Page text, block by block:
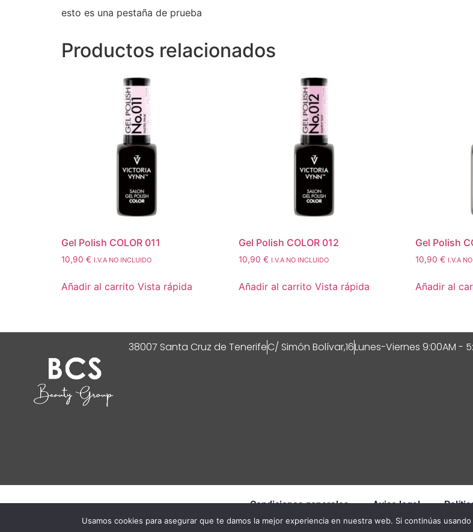
esto es una pestaña de prueba
Productos relacionados
Gel Polish COLOR 011
10,90 € I.V.A NO INCLUIDO
Añadir al carrito Vista rápida
Gel Polish COLOR 012
10,90 € I.V.A NO INCLUIDO
Añadir al carrito Vista rápida
Gel Polish
10,90€ I.V.A
Añadir al
38007 Santa Cruz de TenerifeC/ Simón Bolívar,16Lunes-Viernes 9:00AM -
Condiciones generales Aviso legal
© 2026 All Rights Reserved.
Usamos cookies para asegurar que te damos la mejor experiencia en nuestra web. Si continúas